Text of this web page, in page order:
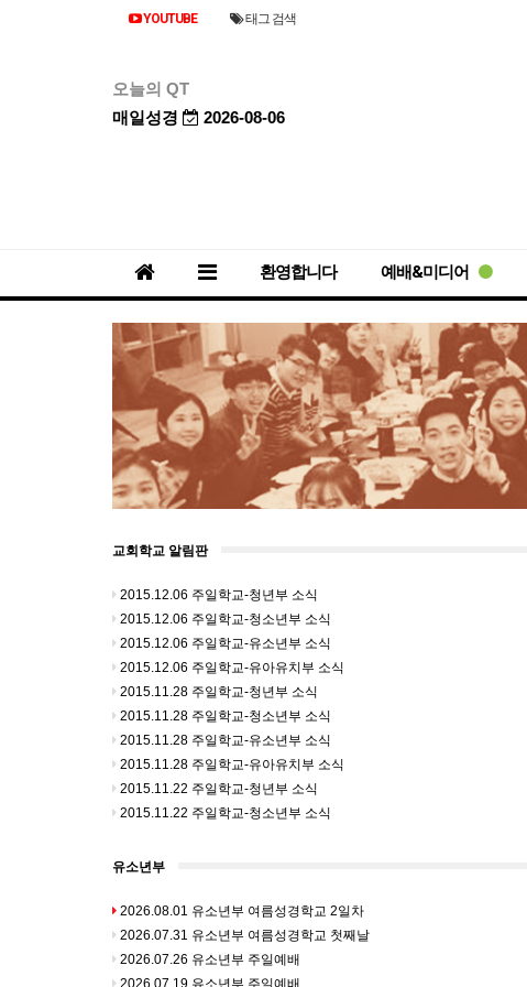
YOUTUBE 태그 검색
오늘의 QT
매일성경
2026-08-06
환영합니다 예배&미디어
교회학교 알림판
2015.12.06 주일학교-청년부 소식
2015.12.06 주일학교-청소년부 소식
2015.12.06 주일학교-유소년부 소식
2015.12.06 주일학교-유아유치부 소식
2015.11.28 주일학교-청년부 소식
2015.11.28 주일학교-청소년부 소식
2015.11.28 주일학교-유소년부 소식
2015.11.28 주일학교-유아유치부 소식
2015.11.22 주일학교-청년부 소식
2015.11.22 주일학교-청소년부 소식
유소년부
2026.08.01 유소년부 여름성경학교 2일차
2026.07.31 유소년부 여름성경학교 첫째날
2026.07.26 유소년부 주일예배